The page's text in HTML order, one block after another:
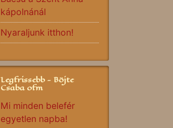
kápolnánál
Nyaraljunk itthon!
Legfrissebb - Böjte
Csaba ofm
Mi minden belefér
egyetlen napba!